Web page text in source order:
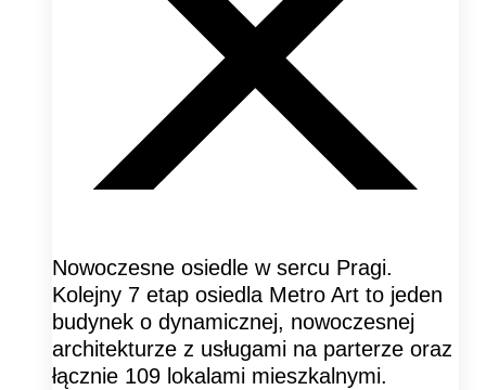
Nowoczesne osiedle w sercu Pragi.
Kolejny 7 etap osiedla Metro Art to jeden
budynek o dynamicznej, nowoczesnej
architekturze z usługami na parterze oraz
łącznie 109 lokalami mieszkalnymi.